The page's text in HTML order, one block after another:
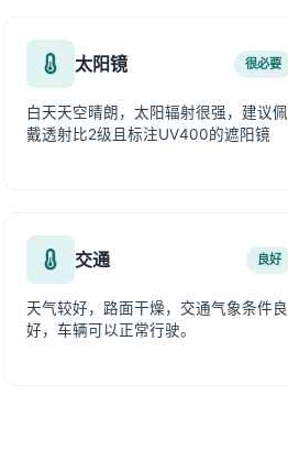
太阳镜 很必要
白天天空晴朗，太阳辐射很强，建议佩
戴透射比2级且标注UV400的遮阳镜
交通 良好
天气较好，路面干燥，交通气象条件良
好，车辆可以正常行驶。